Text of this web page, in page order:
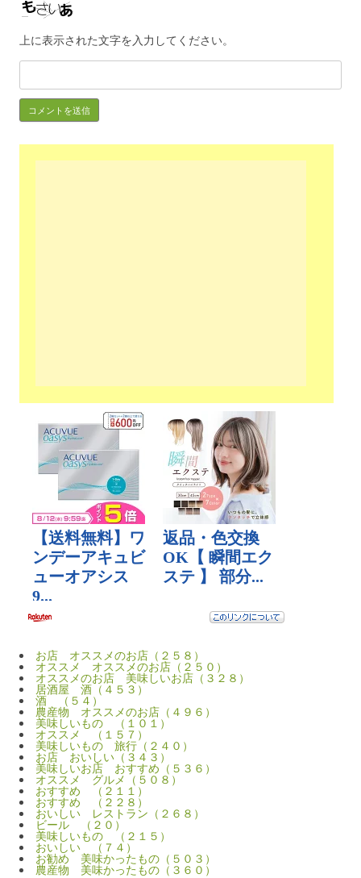
上に表示された文字を入力してください。
お店 オススメのお店（２５８）
オススメ オススメのお店（２５０）
オススメのお店 美味しいお店（３２８）
居酒屋 酒（４５３）
酒 （５４）
農産物 オススメのお店（４９６）
美味しいもの （１０１）
オススメ （１５７）
美味しいもの 旅行（２４０）
お店 おいしい（３４３）
美味しいお店 おすすめ（５３６）
オススメ グルメ（５０８）
おすすめ （２１１）
おすすめ （２２８）
おいしい レストラン（２６８）
ビール （２０）
美味しいもの （２１５）
おいしい （７４）
お勧め 美味かったもの（５０３）
農産物 美味かったもの（３６０）